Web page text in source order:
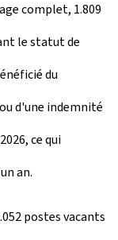
complet, 1.809
le statut de
du
d'une indemnité
ce qui
an.
postes vacants